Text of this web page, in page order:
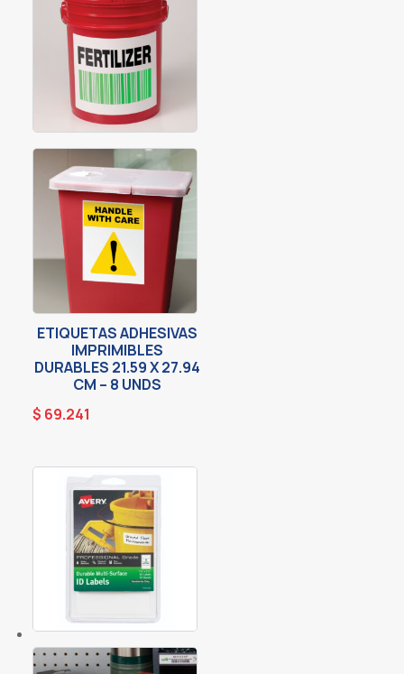
ETIQUETAS ADHESIVAS
IMPRIMIBLES
DURABLES 21.59 X 27.94
CM – 8 UNDS
$ 69.241